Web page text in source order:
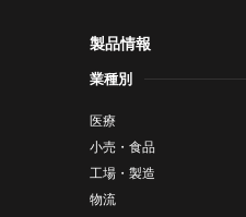
製品情報
業種別
医療
小売・食品
工場・製造
物流